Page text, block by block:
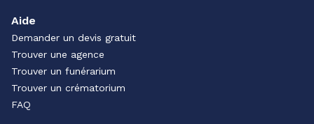
Aide
Demander un devis gratuit
Trouver une agence
Trouver un funérarium
Trouver un crématorium
FAQ